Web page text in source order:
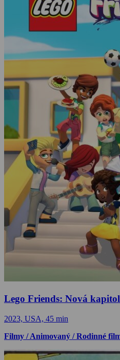
Lego Friends: Nová
2023, USA, 45 min
Filmy / Animovaný / Rodinné